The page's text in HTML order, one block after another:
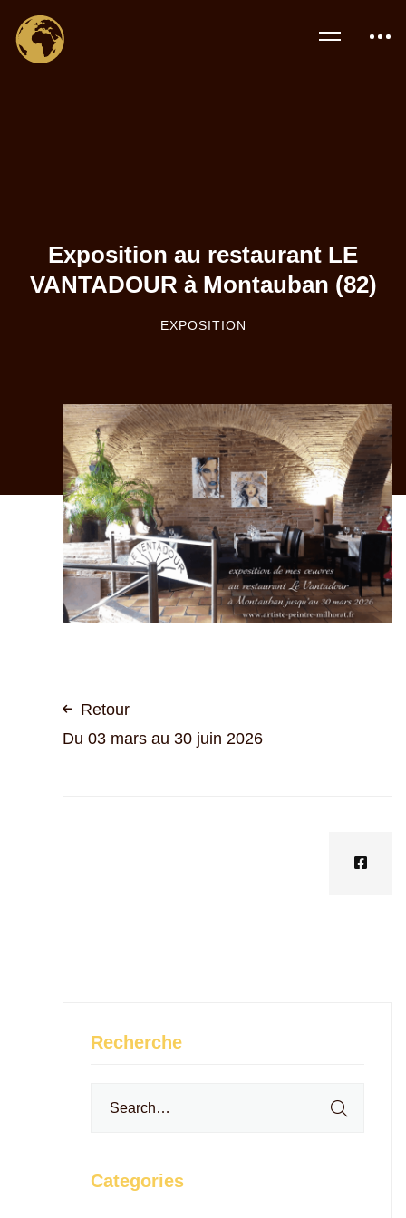
Exposition au restaurant LE
VANTADOUR à Montauban (82)
EXPOSITION
Exposition
au
restaurant
LE
VANTADOUR
à
(82)
Retour
Du 03 mars au 30 juin 2026
Recherche
Categories